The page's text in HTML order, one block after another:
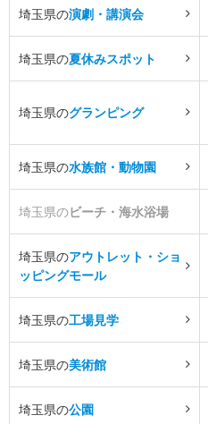
埼玉県の演劇・講演会
埼玉県の夏休みスポット
埼玉県のグランピング
埼玉県の水族館・動物園
埼玉県のビーチ・海水浴場
埼玉県のアウトレット・ショ
ッピングモール
埼玉県の工場見学
埼玉県の美術館
埼玉県の公園